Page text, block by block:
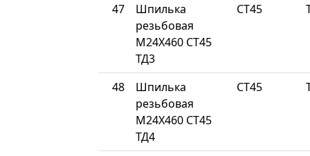
47
Шпилька
резьбовая
М24Х460 СТ45
ТД3
СТ45
48
Шпилька
резьбовая
М24Х460 СТ45
ТД4
СТ45